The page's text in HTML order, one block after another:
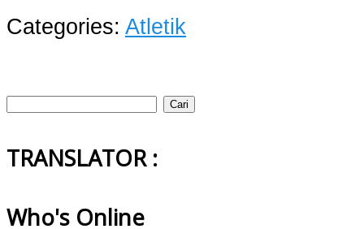
Categories: Atletik
Cari
TRANSLATOR :
Who's Online